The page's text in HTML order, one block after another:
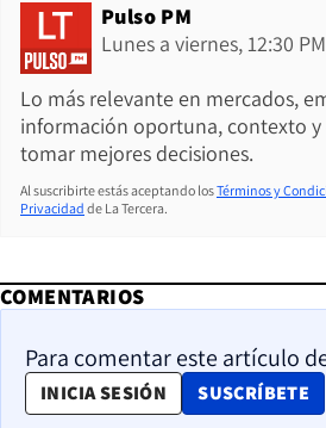
Pulso PM
Lunes a viernes, 12:30 PM
Lo más relevante en mercados,
información oportuna, contexto
tomar mejores decisiones.
Al suscribirte estás aceptando losTérminos y
Privacidad de La Tercera.
COMENTARIOS
Para comentar este artículo
INICIA SESIÓN SUSCRÍBETE
OPENS IN NEW